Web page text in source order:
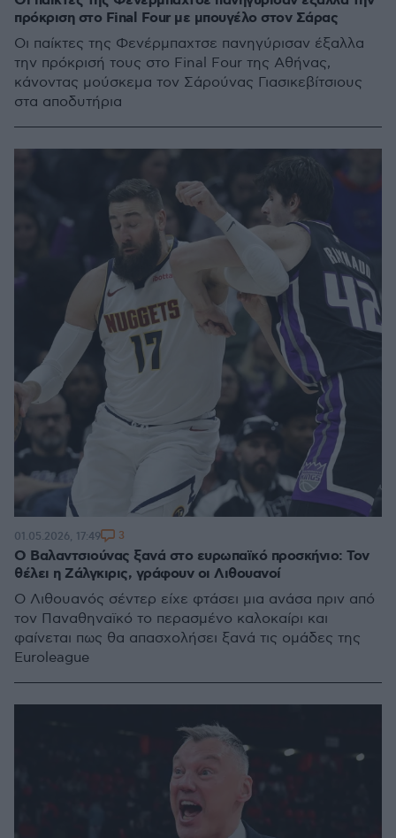
πρόκριση στο Final Four με μπουγέλο στον Σάρας
Οι παίκτες της Φενέρμπαχτσε πανηγύρισαν έξαλλα
την πρόκρισή τους στο Final Four της Αθήνας,
κάνοντας μούσκεμα τον Σάρούνας Γιασικεβίτσιους
στα αποδυτήρια
O Βαλαντσιούνας ξανά στο ευρωπαϊκό προσκήνιο: Τον
θέλει η Ζάλγκιρις, γράφουν οι Λιθουανοί
Ο Λιθουανός σέντερ είχε φτάσει μια ανάσα πριν από
τον Παναθηναϊκό το περασμένο καλοκαίρι και
φαίνεται πως θα απασχολήσει ξανά τις ομάδες της
Euroleague
01.05.2026, 17:49 3